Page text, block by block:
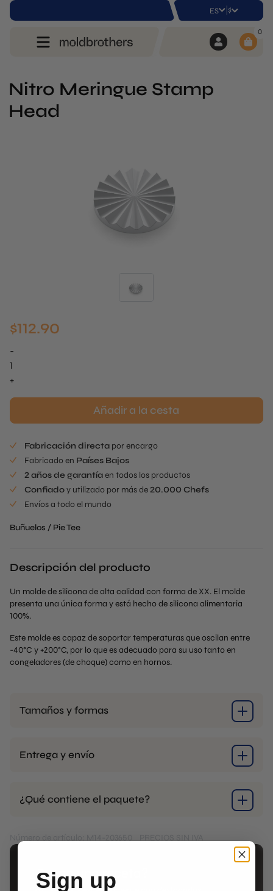
ES | $
0
Nitro Meringue Stamp
Head
$112.90
-
Cabezal
de
Meringue,
+
Añadir a la cesta
Fabricación directa por encargo
Fabricado en Países Bajos
2 años de garantíaen todos los productos
Confiadoy utilizado por más de20.000 Chefs
Envíos a todo el mundo
Buñuelos / Pie Tee
Descripción del producto
Un molde de silicona de alta calidad con forma de XX. El molde
presenta una única forma y está hecho de silicona alimentaria
100%.
Este molde es capaz de soportar temperaturas que oscilan entre
-40°C y +200°C, por lo que es adecuado para su uso tanto en
congeladores (de choque) como en hornos.
Tamaños y formas
Entrega y envío
¿Qué contiene el paquete?
¿Busca una receta?
Sign up